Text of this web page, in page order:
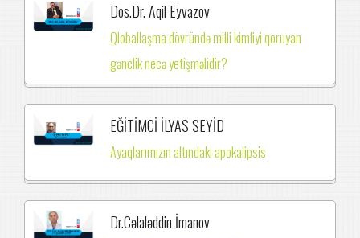
Dos.Dr. Aqil Eyvazov
Qloballaşma dövründə milli kimliyi qoruyan
gənclik necə yetişməlidir?
EĞİTİMCİ İLYAS SEYİD
Ayaqlarımızın altındakı apokalipsis
Dr.Cəlaləddin İmanov